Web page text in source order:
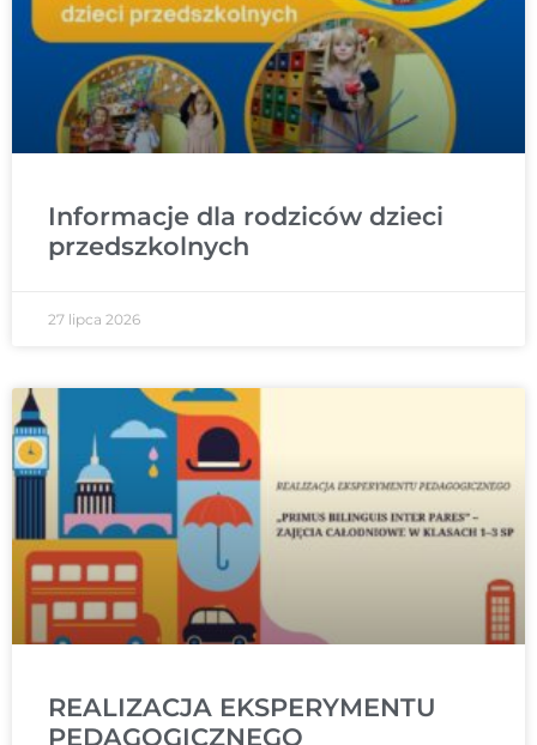
Informacje dla rodziców dzieci
przedszkolnych
27 lipca 2026
REALIZACJA EKSPERYMENTU
PEDAGOGICZNEGO